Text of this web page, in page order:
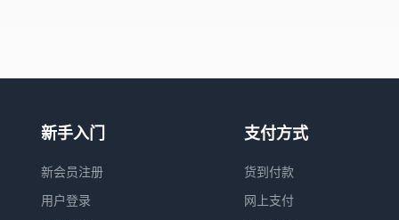
新手入门
新会员注册
用户登录
支付方式
货到付款
网上支付